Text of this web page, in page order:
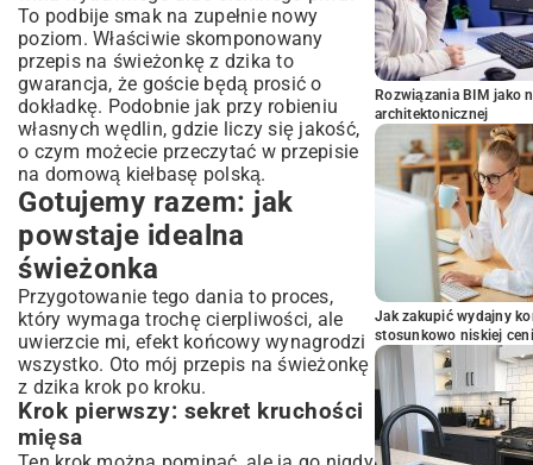
To podbije smak na zupełnie nowy
poziom. Właściwie skomponowany
przepis na świeżonkę z dzika to
gwarancja, że goście będą prosić o
dokładkę. Podobnie jak przy robieniu
własnych wędlin, gdzie liczy się jakość,
o czym możecie przeczytać w przepisie
na domową kiełbasę polską.
Gotujemy razem: jak
powstaje idealna
świeżonka
Przygotowanie tego dania to proces,
który wymaga trochę cierpliwości, ale
uwierzcie mi, efekt końcowy wynagrodzi
wszystko. Oto mój przepis na świeżonkę
z dzika krok po kroku.
Krok pierwszy: sekret kruchości
mięsa
Rozwiązania BIM jako
architektonicznej
Jak zakupić wydajny
stosunkowo niskiej